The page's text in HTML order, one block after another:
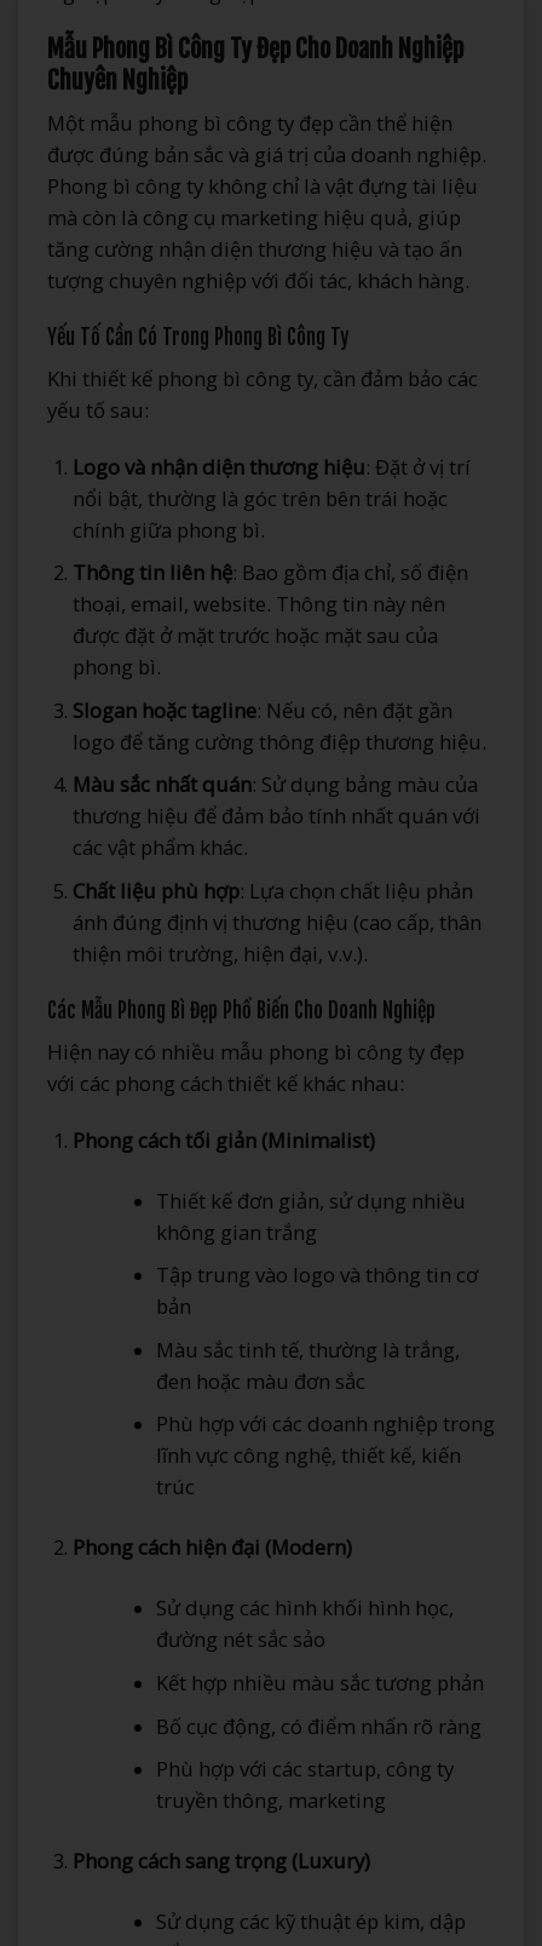
Mẫu Phong Bì Công Ty Đẹp Cho Doanh Nghiệp
Chuyên Nghiệp
Một mẫu phong bì công ty đẹp cần thể hiện
được đúng bản sắc và giá trị của doanh nghiệp.
Phong bì công ty không chỉ là vật đựng tài liệu
mà còn là công cụ marketing hiệu quả, giúp
tăng cường nhận diện thương hiệu và tạo ấn
tượng chuyên nghiệp với đối tác, khách hàng.
Yếu Tố Cần Có Trong Phong Bì Công Ty
Khi thiết kế phong bì công ty, cần đảm bảo các
yếu tố sau:
Logo và nhận diện thương hiệu: Đặt ở vị trí
nổi bật, thường là góc trên bên trái hoặc
chính giữa phong bì.
Thông tin liên hệ: Bao gồm địa chỉ, số điện
thoại, email, website. Thông tin này nên
được đặt ở mặt trước hoặc mặt sau của
phong bì.
Slogan hoặc tagline: Nếu có, nên đặt gần
logo để tăng cường thông điệp thương hiệu.
Màu sắc nhất quán: Sử dụng bảng màu của
thương hiệu để đảm bảo tính nhất quán với
các vật phẩm khác.
Chất liệu phù hợp: Lựa chọn chất liệu phản
ánh đúng định vị thương hiệu (cao cấp, thân
thiện môi trường, hiện đại, v.v.).
Các Mẫu Phong Bì Đẹp Phổ Biến Cho Doanh Nghiệp
Hiện nay có nhiều mẫu phong bì công ty đẹp
với các phong cách thiết kế khác nhau:
Phong cách tối giản (Minimalist)
Thiết kế đơn giản, sử dụng nhiều
không gian trắng
Tập trung vào logo và thông tin cơ
bản
Màu sắc tinh tế, thường là trắng,
đen hoặc màu đơn sắc
Phù hợp với các doanh nghiệp trong
lĩnh vực công nghệ, thiết kế, kiến
trúc
Phong cách hiện đại (Modern)
Sử dụng các hình khối hình học,
đường nét sắc sảo
Kết hợp nhiều màu sắc tương phản
Bố cục động, có điểm nhấn rõ ràng
Phù hợp với các startup, công ty
truyền thông, marketing
Phong cách sang trọng (Luxury)
Sử dụng các kỹ thuật ép kim, dập